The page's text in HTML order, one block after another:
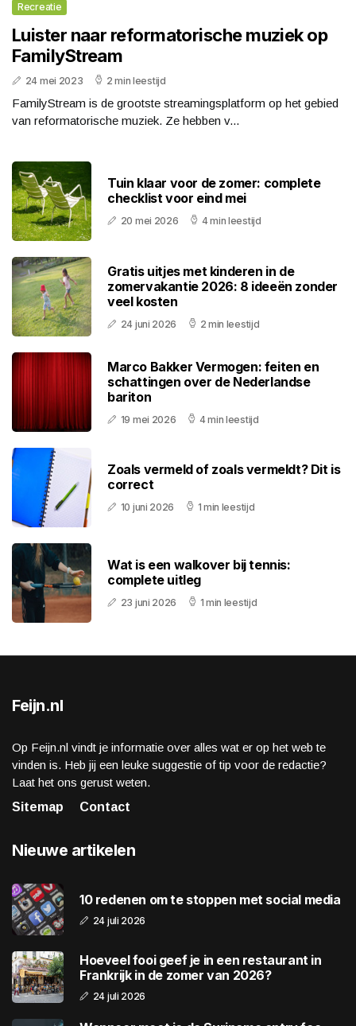
Recreatie
Luister naar reformatorische muziek op
FamilyStream
24 mei 2023 2 min leestijd
FamilyStream is de grootste streamingsplatform op het gebied
van reformatorische muziek. Ze hebben v...
Tuin klaar voor de zomer: complete
checklist voor eind mei
20 mei 2026 4 min leestijd
Gratis uitjes met kinderen in de
zomervakantie 2026: 8 ideeën zonder
veel kosten
24 juni 2026 2 min leestijd
Marco Bakker Vermogen: feiten en
schattingen over de Nederlandse
bariton
19 mei 2026 4 min leestijd
Zoals vermeld of zoals vermeldt? Dit is
correct
10 juni 2026 1 min leestijd
Wat is een walkover bij tennis:
complete uitleg
23 juni 2026 1 min leestijd
Feijn.nl
Op Feijn.nl vindt je informatie over alles wat er op het web te
vinden is. Heb jij een leuke suggestie of tip voor de redactie?
Laat het ons gerust weten.
Sitemap
Contact
Nieuwe artikelen
10 redenen om te stoppen met social media
24 juli 2026
Hoeveel fooi geef je in een restaurant in
Frankrijk in de zomer van 2026?
24 juli 2026